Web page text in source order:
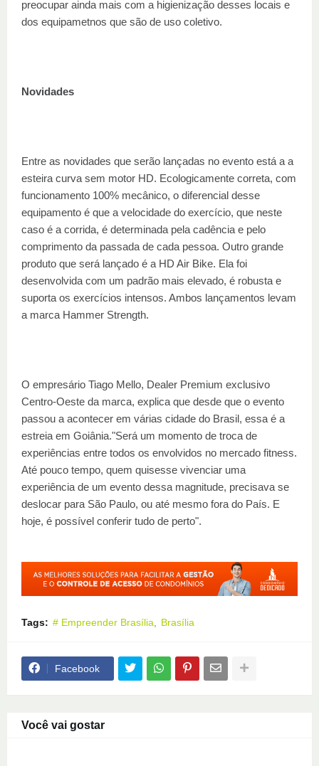
preocupar ainda mais com a higienização desses locais e
dos equipametnos que são de uso coletivo.
Novidades
Entre as novidades que serão lançadas no evento está a a
esteira curva sem motor HD. Ecologicamente correta, com
funcionamento 100% mecânico, o diferencial desse
equipamento é que a velocidade do exercício, que neste
caso é a corrida, é determinada pela cadência e pelo
comprimento da passada de cada pessoa. Outro grande
produto que será lançado é a HD Air Bike. Ela foi
desenvolvida com um padrão mais elevado, é robusta e
suporta os exercícios intensos. Ambos lançamentos levam
a marca Hammer Strength.
O empresário Tiago Mello, Dealer Premium exclusivo
Centro-Oeste da marca, explica que desde que o evento
passou a acontecer em várias cidade do Brasil, essa é a
estreia em Goiânia."Será um momento de troca de
experiências entre todos os envolvidos no mercado fitness.
Até pouco tempo, quem quisesse vivenciar uma
experiência de um evento dessa magnitude, precisava se
deslocar para São Paulo, ou até mesmo fora do País. E
hoje, é possível conferir tudo de perto".
Tags: # Empreender Brasília Brasília
Facebook
Você vai gostar